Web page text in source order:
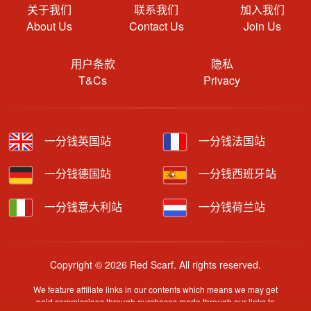
关于我们
About Us
联系我们
Contact Us
加入我们
Join Us
用户条款
T&Cs
隐私
Privacy
一分钱英国站 一分钱法国站
一分钱德国站 一分钱西班牙站
一分钱意大利站 一分钱荷兰站
Copyright © 2026 Red Scarf. All rights reserved.
We feature affiliate links in our contents which means we may get
paid commissions through purchases made through our links to